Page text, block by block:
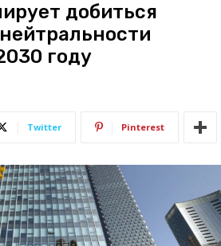
добиться
году
Twitter Pinterest